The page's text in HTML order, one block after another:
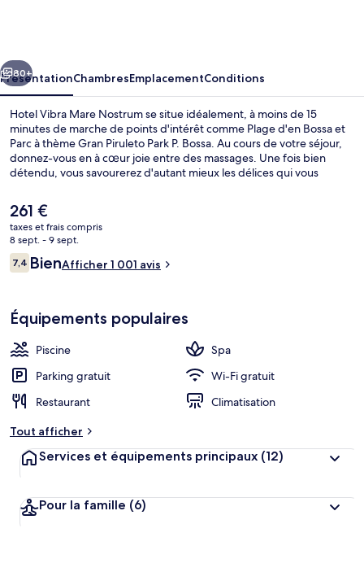
Suivant
80+
PrésentationChambresEmplacementConditions
Hotel Vibra Mare Nostrum se situe idéalement, à moins de 15
minutes de marche de points d'intérêt comme Plage d'en Bossa et
Parc à thème Gran Piruleto Park P. Bossa. Au cours de votre séjour,
donnez-vous en à cœur joie entre des massages. Une fois bien
détendu, vous savourerez d'autant mieux les délices qui vous
trouve une piscine extérieure, un bar en bord de piscine et une salle
de fitness. Sympa non ? Les autres voyageurs sont séduits par le
personnel attentionné et la présentation générale.
Le
prix
actuel
est
de
261 €
taxes et frais compris
8 sept. - 9 sept.
Avis
voyageurs
7,47,4 sur 10
BienAfficher 1 001 avis
Équipements populaires
Piscine
Spa
Parking gratuit
Wi-Fi gratuit
Restaurant
Climatisation
Tout afficher
Services et équipements principaux (12)
Pour la famille (6)